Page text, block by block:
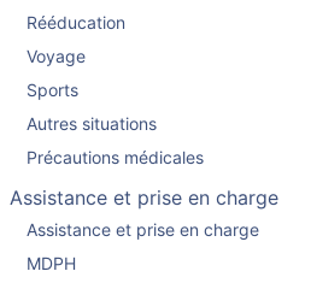
Rééducation
Voyage
Sports
Autres situations
Précautions médicales
Assistance et prise en charge
Assistance et prise en charge
MDPH